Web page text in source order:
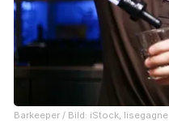
Barkeeper / Bild: iStock, lisegagne